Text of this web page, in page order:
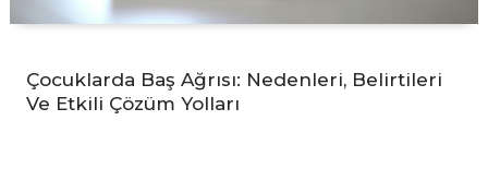
Çocuklarda Baş Ağrısı: Nedenleri, Belirtileri
Ve Etkili Çözüm Yolları